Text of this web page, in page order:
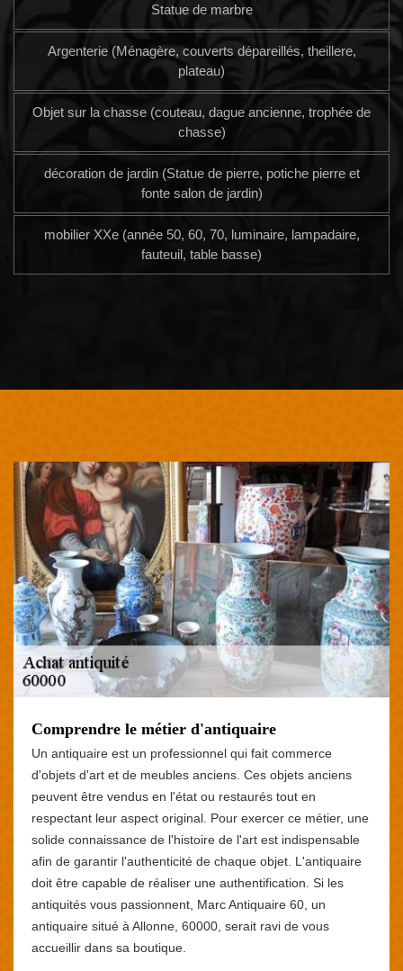
Statue de marbre
Argenterie (Ménagère, couverts dépareillés, theillere,
plateau)
Objet sur la chasse (couteau, dague ancienne, trophée de
chasse)
décoration de jardin (Statue de pierre, potiche pierre et
fonte salon de jardin)
mobilier XXe (année 50, 60, 70, luminaire, lampadaire,
fauteuil, table basse)
Comprendre le métier d'antiquaire
Un antiquaire est un professionnel qui fait commerce
d'objets d'art et de meubles anciens. Ces objets anciens
peuvent être vendus en l'état ou restaurés tout en
respectant leur aspect original. Pour exercer ce métier, une
solide connaissance de l'histoire de l'art est indispensable
afin de garantir l'authenticité de chaque objet. L'antiquaire
doit être capable de réaliser une authentification. Si les
antiquités vous passionnent, Marc Antiquaire 60, un
antiquaire situé à Allonne, 60000, serait ravi de vous
accueillir dans sa boutique.